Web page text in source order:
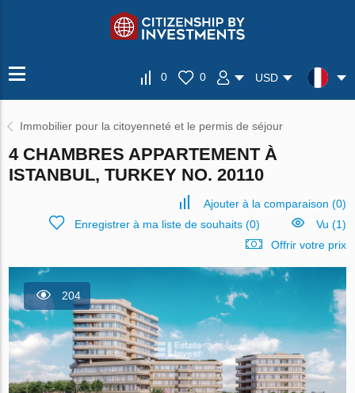
0 0 USD
Immobilier pour la citoyenneté et le permis de séjour
4 CHAMBRES APPARTEMENT À
ISTANBUL, TURKEY NO. 20110
Ajouter à la comparaison (0)
Enregistrer à ma liste de souhaits(0)
Vu (1)
Offrir votre prix
204